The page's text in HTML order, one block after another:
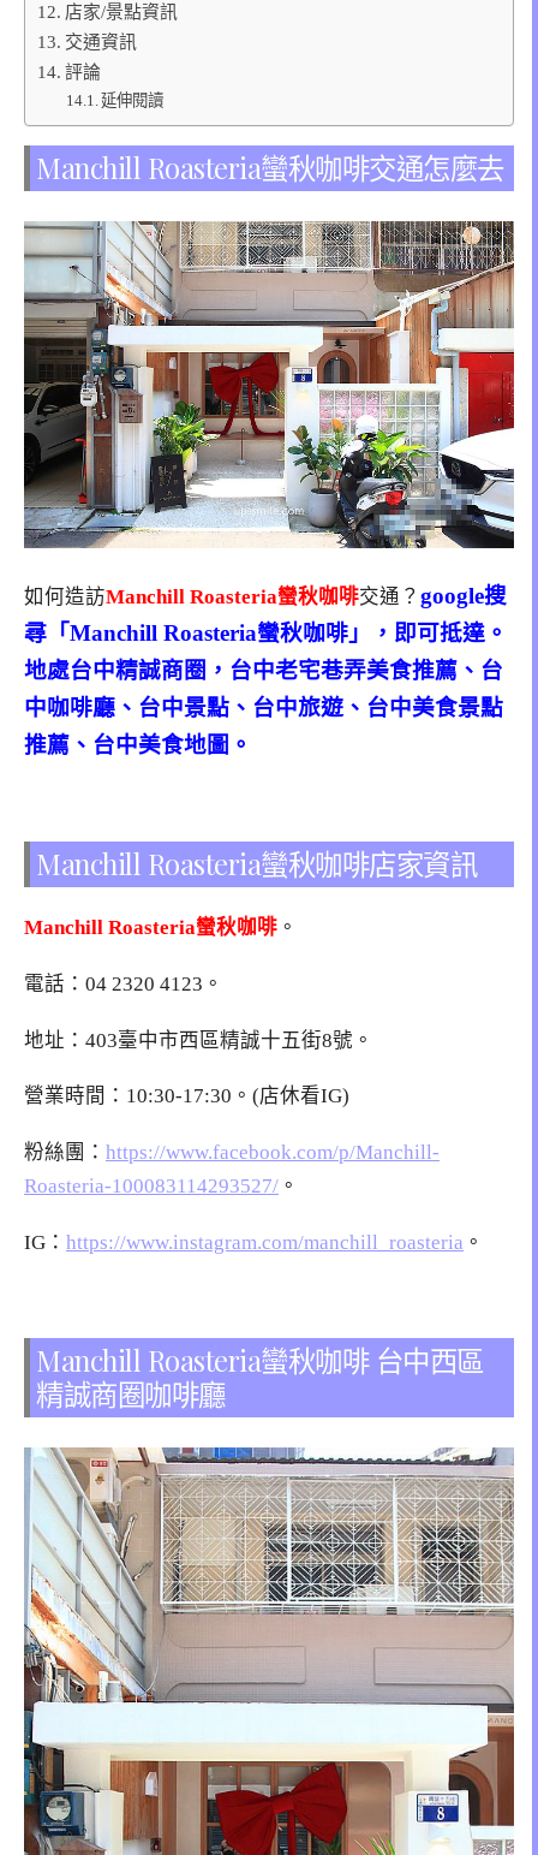
店家/景點資訊
交通資訊
評論
延伸閱讀
Manchill Roasteria蠻秋咖啡交通怎麼去
如何造訪Manchill Roasteria蠻秋咖啡交通？ google搜
尋「Manchill Roasteria蠻秋咖啡」，即可抵達。
地處台中精誠商圈，台中老宅巷弄美食推薦、台
中咖啡廳、台中景點、台中旅遊、台中美食景點
推薦、台中美食地圖。
Manchill Roasteria蠻秋咖啡店家資訊
Manchill Roasteria蠻秋咖啡 。
電話：04 2320 4123。
地址：403臺中市西區精誠十五街8號。
營業時間：10:30-17:30。(店休看IG)
粉絲團： https://www.facebook.com/p/Manchill-
Roasteria-100083114293527/ 。
IG： https://www.instagram.com/manchill_roasteria 。
Manchill Roasteria蠻秋咖啡 台中西區
精誠商圈咖啡廳